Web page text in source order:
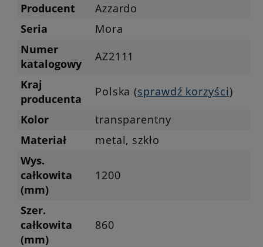
Producent
Azzardo
Seria
Mora
Numer
katalogowy
AZ2111
Kraj
producenta
Polska (sprawdź korzyści)
Kolor
transparentny
Materiał
metal, szkło
Wys.
całkowita
(mm)
1200
Szer.
całkowita
(mm)
860